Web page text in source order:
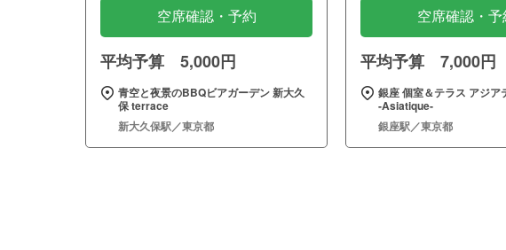
空席確認・予約
平均予算 5,000円
青空と夜景のBBQビアガーデン 新大久
保 terrace
新大久保駅／東京都
空席確認・予
平均予算 7,000円
銀座 個室＆テラス アジア
‐Asiatique‐
銀座駅／東京都